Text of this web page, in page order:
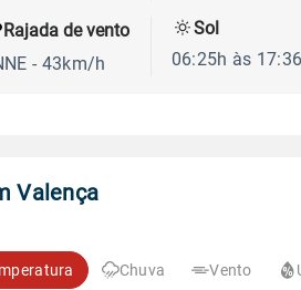
Rajada de vento
- 43km/h
Sol
06:25h às
Valença
Chuva Vento